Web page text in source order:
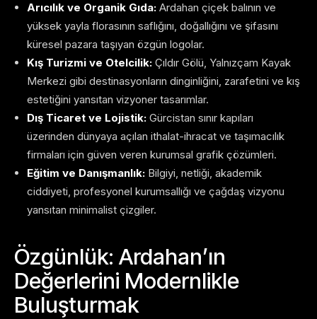
Arıcılık ve Organik Gıda: Ardahan çiçek balının ve
yüksek yayla florasının saflığını, doğallığını ve şifasını
küresel pazara taşıyan özgün logolar.
Kış Turizmi ve Otelcilik: Çıldır Gölü, Yalnızçam Kayak
Merkezi gibi destinasyonların dinginliğini, zarafetini ve kış
estetiğini yansıtan vizyoner tasarımlar.
Dış Ticaret ve Lojistik: Gürcistan sınır kapıları
üzerinden dünyaya açılan ithalat-ihracat ve taşımacılık
firmaları için güven veren kurumsal grafik çözümleri.
Eğitim ve Danışmanlık: Bilgiyi, netliği, akademik
ciddiyeti, profesyonel kurumsallığı ve çağdaş vizyonu
yansıtan minimalist çizgiler.
Özgünlük: Ardahan’ın
Değerlerini Modernlikle
Buluşturmak